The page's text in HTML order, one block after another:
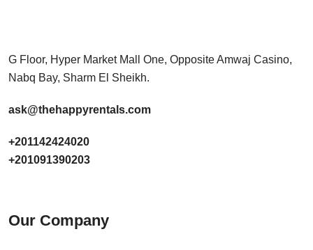
G Floor, Hyper Market Mall One, Opposite Amwaj Casino,
Nabq Bay, Sharm El Sheikh.
ask@thehappyrentals.com
+201142424020
+201091390203
Our Company